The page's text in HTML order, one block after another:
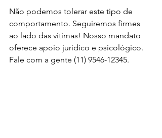
Não podemos tolerar este tipo de
comportamento. Seguiremos firmes
ao lado das vítimas! Nosso mandato
oferece apoio jurídico e psicológico.
Fale com a gente (11) 9546-12345.